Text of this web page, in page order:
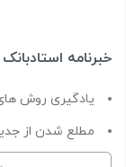
خبرنامه استادبانک
یادگیری روش
مطلع شدن از